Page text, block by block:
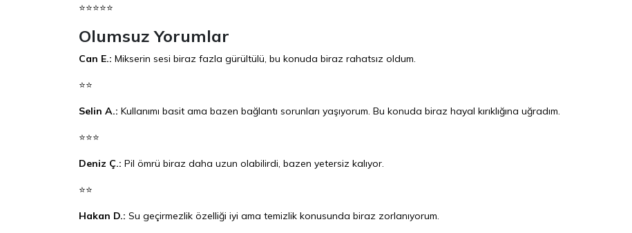
⭐⭐⭐⭐⭐
Olumsuz Yorumlar
Can E.: Mikserin sesi biraz fazla gürültülü, bu konuda biraz rahatsız oldum.
⭐⭐
Selin A.: Kullanımı basit ama bazen bağlantı sorunları yaşıyorum. Bu konuda biraz hayal kırıklığına uğradım.
⭐⭐⭐
Deniz Ç.: Pil ömrü biraz daha uzun olabilirdi, bazen yetersiz kalıyor.
⭐⭐
Hakan D.: Su geçirmezlik özelliği iyi ama temizlik konusunda biraz zorlanıyorum.